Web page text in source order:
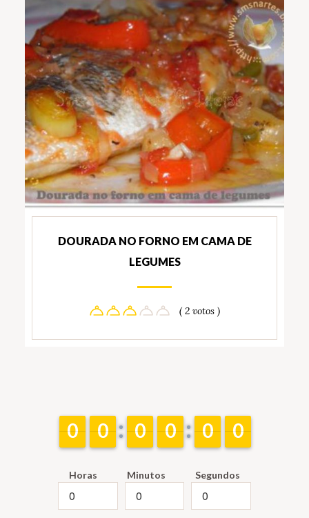
DOURADA NO FORNO EM CAMA DE
LEGUMES
( 2 votos )
9
9
0
0 9
9
0
0 9
9
0
0 9
9
0
0 9
9
0
0 9
9
0
0
Horas Minutos Segundos